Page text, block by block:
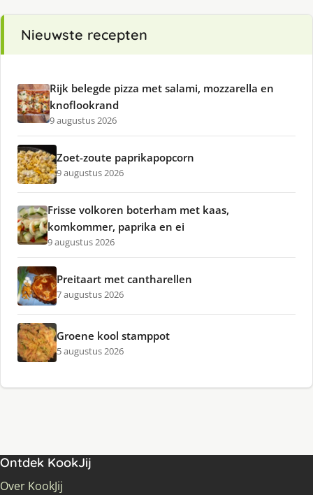
Nieuwste recepten
Rijk belegde pizza met salami, mozzarella en
knoflookrand
9 augustus 2026
Zoet-zoute paprikapopcorn
9 augustus 2026
Frisse volkoren boterham met kaas,
komkommer, paprika en ei
9 augustus 2026
Preitaart met cantharellen
7 augustus 2026
Groene kool stamppot
5 augustus 2026
Ontdek KookJij
Over KookJij